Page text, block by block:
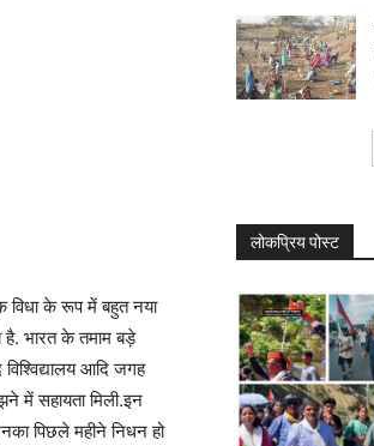
विधा के रूप में बहुत नया
है. भारत के तमाम बड़े
विश्विद्यालय आदि जगह
में सहायता मिली.इन
पिछले महीने निधन हो
लोकप्रिय पोस्ट